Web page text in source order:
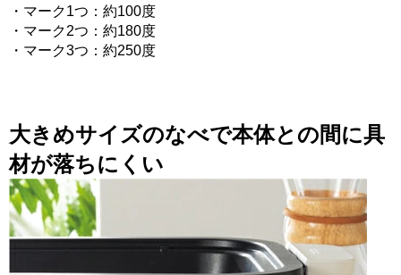
・マーク1つ：約100度
・マーク2つ：約180度
・マーク3つ：約250度
大きめサイズのなべで本体との間に具
材が落ちにくい